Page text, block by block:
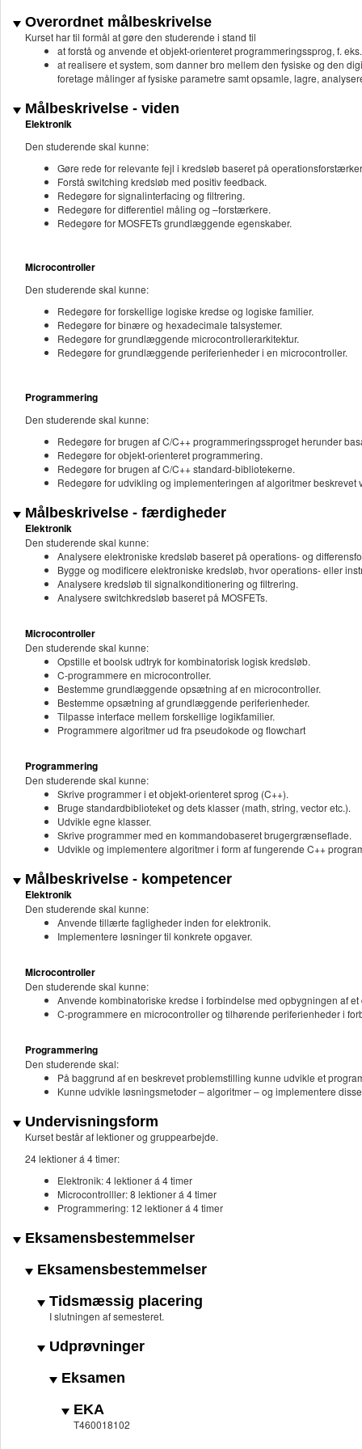
Overordnet målbeskrivelse
Kurset har til formål at gøre den studerende i stand til
at forstå og anvende et objekt-orienteret programmeringssprog, f.
at realisere et system, som danner bro mellem den fysiske og den
foretage målinger af fysiske parametre samt opsamle, lagre,
Målbeskrivelse - viden
Elektronik
Den studerende skal kunne:
Gøre rede for relevante fejl i kredsløb baseret på
Forstå switching kredsløb med positiv feedback.
Redegøre for signalinterfacing og filtrering.
Redegøre for differentiel måling og –forstærkere.
Redegøre for MOSFETs grundlæggende egenskaber.
Microcontroller
Den studerende skal kunne:
Redegøre for forskellige logiske kredse og logiske familier.
Redegøre for binære og hexadecimale talsystemer.
Redegøre for grundlæggende microcontrollerarkitektur.
Redegøre for grundlæggende periferienheder i en microcontroller.
Programmering
Den studerende skal kunne:
Redegøre for brugen af C/C++ programmeringssproget herunder
Redegøre for objekt-orienteret programmering.
Redegøre for brugen af C/C++ standard-bibliotekerne.
Redegøre for udvikling og implementeringen af algoritmer
Målbeskrivelse - færdigheder
Elektronik
Den studerende skal kunne:
Analysere elektroniske kredsløb baseret på operations- og
Bygge og modificere elektroniske kredsløb, hvor operations- eller
Analysere kredsløb til signalkonditionering og filtrering.
Analysere switchkredsløb baseret på MOSFETs.
Microcontroller
Den studerende skal kunne:
Opstille et boolsk udtryk for kombinatorisk logisk kredsløb.
C-programmere en microcontroller.
Bestemme grundlæggende opsætning af en microcontroller.
Bestemme opsætning af grundlæggende periferienheder.
Tilpasse interface mellem forskellige logikfamilier.
Programmere algoritmer ud fra pseudokode og flowchart
Programmering
Den studerende skal kunne:
Skrive programmer i et objekt-orienteret sprog (C++).
Bruge standardbiblioteket og dets klasser (math, string, vector etc.).
Udvikle egne klasser.
Skrive programmer med en kommandobaseret brugergrænseflade.
Udvikle og implementere algoritmer i form af fungerende C++
Målbeskrivelse - kompetencer
Elektronik
Den studerende skal kunne:
Anvende tillærte fagligheder inden for elektronik.
Implementere løsninger til konkrete opgaver.
Microcontroller
Den studerende skal kunne:
Anvende kombinatoriske kredse i forbindelse med opbygningen af
C-programmere en microcontroller og tilhørende periferienheder i
Programmering
Den studerende skal:
På baggrund af en beskrevet problemstilling kunne udvikle et
Kunne udvikle løsningsmetoder – algoritmer – og implementere
Undervisningsform
Kurset består af lektioner og gruppearbejde.
24 lektioner á 4 timer:
Elektronik: 4 lektioner á 4 timer
Microcontrolller: 8 lektioner á 4 timer
Programmering: 12 lektioner á 4 timer
Eksamensbestemmelser
Eksamensbestemmelser
Tidsmæssig placering
I slutningen af semesteret.
Udprøvninger
Eksamen
EKA
T460018102